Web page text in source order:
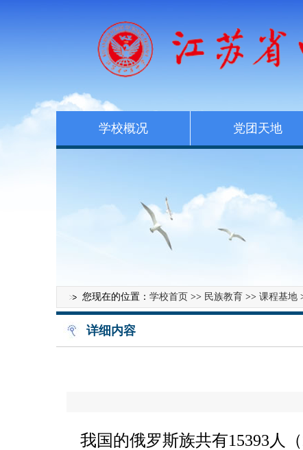
学校概况 党团天地
您现在的位置： 学校首页 >> 民族教育 >> 课程基地
详细内容
我国的俄罗斯族共有15393 人（